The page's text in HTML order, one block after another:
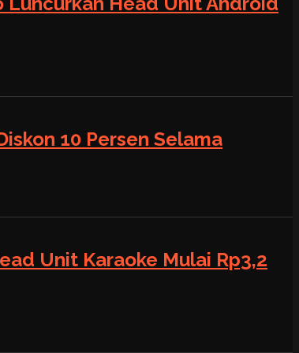
10 Persen Selama
Unit Karaoke Mulai Rp3,2